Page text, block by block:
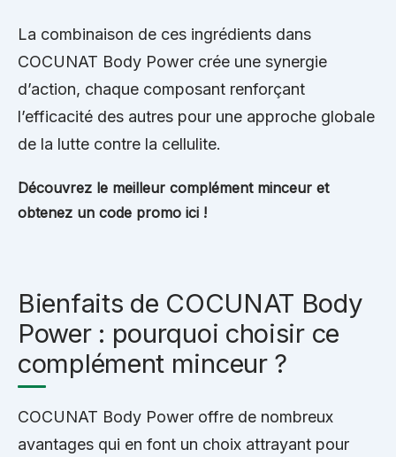
La combinaison de ces ingrédients dans
COCUNAT Body Power crée une synergie
d’action, chaque composant renforçant
l’efficacité des autres pour une approche globale
de la lutte contre la cellulite.
Découvrez le meilleur complément minceur et
obtenez un code promo ici !
Bienfaits de COCUNAT Body
Power : pourquoi choisir ce
complément minceur ?
COCUNAT Body Power offre de nombreux
avantages qui en font un choix attrayant pour